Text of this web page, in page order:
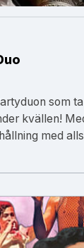
som
kvällen!
med